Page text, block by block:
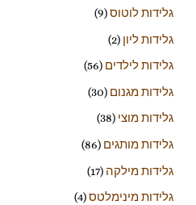
גלידות לוטוס(9)
גלידות ליון (2)
גלידות לילדים (56)
גלידות מגנום (30)
גלידות מוצי (38)
גלידות מותגים (86)
גלידות מילקה (17)
גלידות מינימלטס(4)